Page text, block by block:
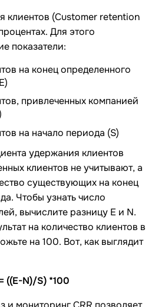
клиентов (Customer retention
Для этого
показатели:
на конец определенного
привлеченных компанией
на начало периода (S)
удержания клиентов
клиентов не учитывают, а
существующих на конец
Чтобы узнать число
вычислите разницу E и N.
на количество клиентов в
на 100. Вот, как выглядит
((E-N)/S) *100